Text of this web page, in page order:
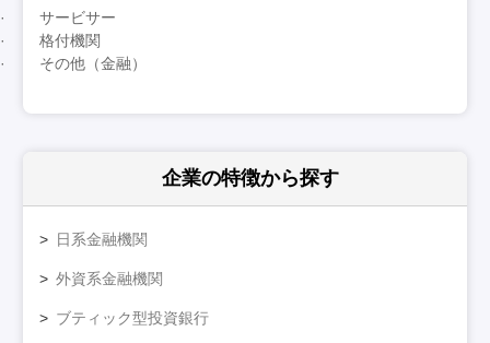
サービサー
格付機関
その他（金融）
企業の特徴から探す
日系金融機関
外資系金融機関
ブティック型投資銀行